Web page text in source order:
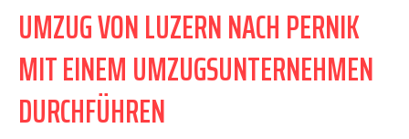
UMZUG VON LUZERN NACH PERNIK
MIT EINEM UMZUGSUNTERNEHMEN
DURCHFÜHREN